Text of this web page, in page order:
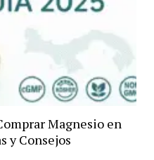
Magnesio en
y Consejos